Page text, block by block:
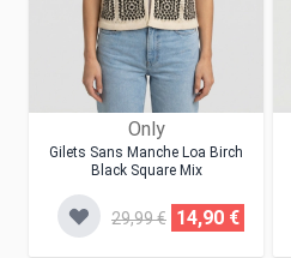
Only
Gilets Sans Manche Loa Birch
Black Square Mix
29,99 € 14,90 €